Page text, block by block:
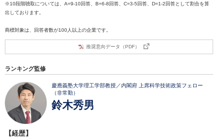
※10段階聴取については、A=9-10回答、B=6-8回答、C=3-5回答、D=1-2回答として割合を算
出しております。
商標対象は、回答者数が100人以上の企業です。
推奨意向データ（PDF）
ランキング監修
慶應義塾大学理工学部教授／内閣府 上席科学技術政策フェロー
（非常勤）
鈴木秀男
【経歴】